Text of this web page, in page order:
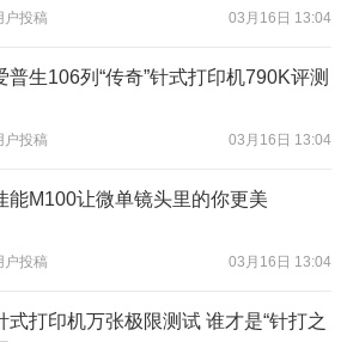
不错的，以优质的质量和良好的用户体验
前是传统电视机行业中的佼佼者，但是它
年随着智能电视机的兴起，海信也不断的推
在于拥有属于自己的核心技术“ULED技
们看到的画面更加有层次感，色彩更加的精
便的就在电视机上进行购物。
户投稿 03月16日 13:04
普生106列“传奇”针式打印机790K评测
户投稿 03月16日 13:04
能M100让微单镜头里的你更美
户投稿 03月16日 13:04
式打印机万张极限测试 谁才是“针打之